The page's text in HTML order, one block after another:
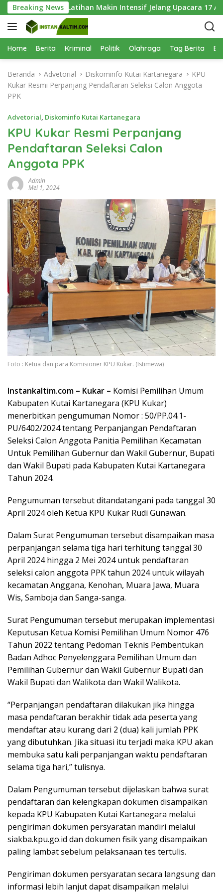
a
g
u
Breaking NewsLatihan Makin Intensif Jelang Upacara 17 Agustus
Home Berita Kriminal Politik Olahraga Tag Berita
Beranda Advetorial Diskominfo Kutai Kartanegara
KPU
Kukar Resmi Perpanjang Pendaftaran Seleksi Calon Anggota
PPK
Advetorial, Diskominfo Kutai Kartanegara
KPU Kukar Resmi Perpanjang
Pendaftaran Seleksi Calon
Anggota PPK
Admin
Mei 1, 2024
Foto : Ketua dan para Komisioner KPU Kukar. (Istimewa)
Instankaltim.com – Kukar – Komisi Pemilihan Umum
Kabupaten Kutai Kartanegara (KPU Kukar)
menerbitkan pengumuman Nomor : 50/PP.04.1-
PU/6402/2024 tentang Perpanjangan Pendaftaran
Seleksi Calon Anggota Panitia Pemilihan Kecamatan
Untuk Pemilihan Gubernur dan Wakil Gubernur, Bupati
dan Wakil Bupati pada Kabupaten Kutai Kartanegara
Tahun 2024.
Pengumuman tersebut ditandatangani pada tanggal 30
April 2024 oleh Ketua KPU Kukar Rudi Gunawan.
Dalam Surat Pengumuman tersebut disampaikan masa
perpanjangan selama tiga hari terhitung tanggal 30
April 2024 hingga 2 Mei 2024 untuk pendaftaran
seleksi calon anggota PPK tahun 2024 untuk wilayah
kecamatan Anggana, Kenohan, Muara Jawa, Muara
Wis, Samboja dan Sanga-sanga.
Surat Pengumuman tersebut merupakan implementasi
Keputusan Ketua Komisi Pemilihan Umum Nomor 476
Tahun 2022 tentang Pedoman Teknis Pembentukan
Badan Adhoc Penyelenggara Pemilihan Umum dan
Pemilihan Gubernur dan Wakil Gubernur Bupati dan
Wakil Bupati dan Walikota dan Wakil Walikota.
“Perpanjangan pendaftaran dilakukan jika hingga
masa pendaftaran berakhir tidak ada peserta yang
mendaftar atau kurang dari 2 (dua) kali jumlah PPK
yang dibutuhkan. Jika situasi itu terjadi maka KPU akan
membuka satu kali perpanjangan waktu pendaftaran
selama tiga hari,” tulisnya.
Dalam Pengumuman tersebut dijelaskan bahwa surat
pendaftaran dan kelengkapan dokumen disampaikan
kepada KPU Kabupaten Kutai Kartanegara melalui
pengiriman dokumen persyaratan mandiri melalui
siakba.kpu.go.id dan dokumen fisik yang disampaikan
paling lambat sebelum pelaksanaan tes tertulis.
Pengiriman dokumen persyaratan secara langsung dan
informasi lebih lanjut dapat disampaikan melalui